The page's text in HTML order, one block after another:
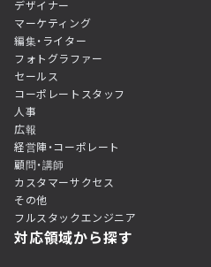
デザイナー
マーケティング
編集・ライター
フォトグラファー
セールス
コーポレートスタッフ
人事
広報
経営陣・コーポレート
顧問・講師
カスタマーサクセス
その他
フルスタックエンジニア
対応領域から探す